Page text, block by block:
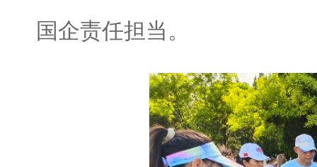
国企责任担当。